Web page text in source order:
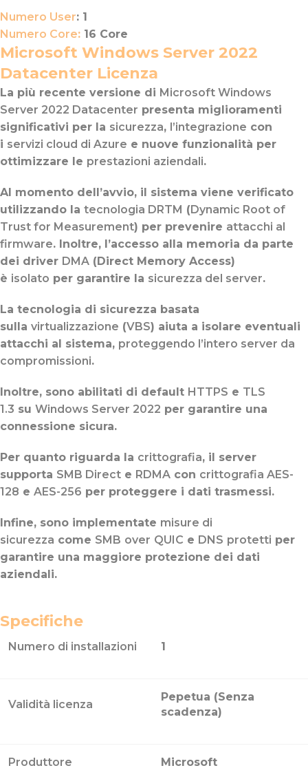
Numero User: 1
Numero Core: 16 Core
Microsoft Windows Server 2022
Datacenter Licenza
La più recente versione di Microsoft Windows
Server 2022 Datacenter presenta miglioramenti
significativi per la sicurezza, l’integrazione con
i servizi cloud di Azure e nuove funzionalità per
ottimizzare le prestazioni aziendali.
Al momento dell’avvio, il sistema viene verificato
utilizzando la tecnologia DRTM (Dynamic Root of
Trust for Measurement) per prevenire attacchi al
firmware. Inoltre, l’accesso alla memoria da parte
dei driver DMA (Direct Memory Access)
è isolato per garantire la sicurezza del server.
La tecnologia di sicurezza basata
sulla virtualizzazione (VBS) aiuta a isolare eventuali
attacchi al sistema, proteggendo l’intero server da
compromissioni.
Inoltre, sono abilitati di default HTTPS e TLS
1.3 su Windows Server 2022 per garantire una
connessione sicura.
Per quanto riguarda la crittografia, il server
supporta SMB Direct e RDMA con crittografia AES-
128 e AES-256 per proteggere i dati trasmessi.
Infine, sono implementate misure di
sicurezza come SMB over QUIC e DNS protetti per
garantire una maggiore protezione dei dati
aziendali.
Specifiche
Numero di installazioni 1
Validità licenza
Pepetua (Senza
scadenza)
Produttore Microsoft